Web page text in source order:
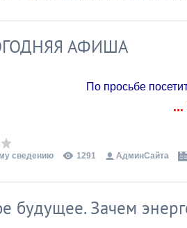
АФИША
По просьбе
...
сведению 1291 АдминСайта
будущее. Зачем